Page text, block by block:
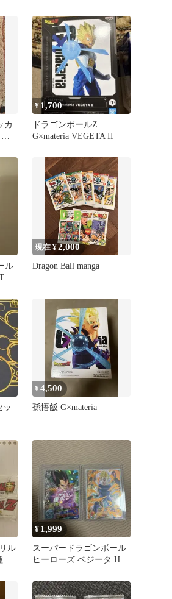
カ
¥ 1,700
ドラゴンボールZ
G×materia VEGETA II
ル
現在 ¥2,000
Dragon Ball manga
ッ
¥4,500
孫悟飯 G×materia
ル
セ
¥ 1,999
スーパードラゴンボール
ヒーローズ ベジータ H1-